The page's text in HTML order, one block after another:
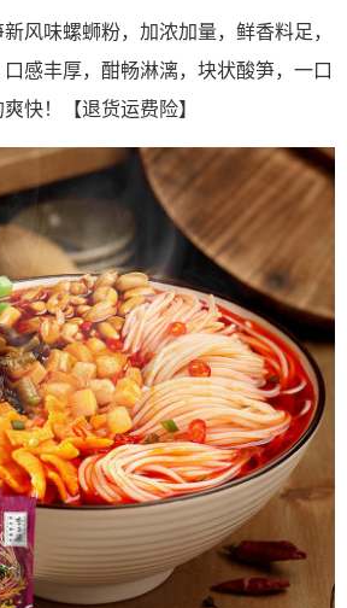
风味螺蛳粉，加浓加量，鲜香料足，
感丰厚，酣畅淋漓，块状酸笋，一口
快！【退货运费险】